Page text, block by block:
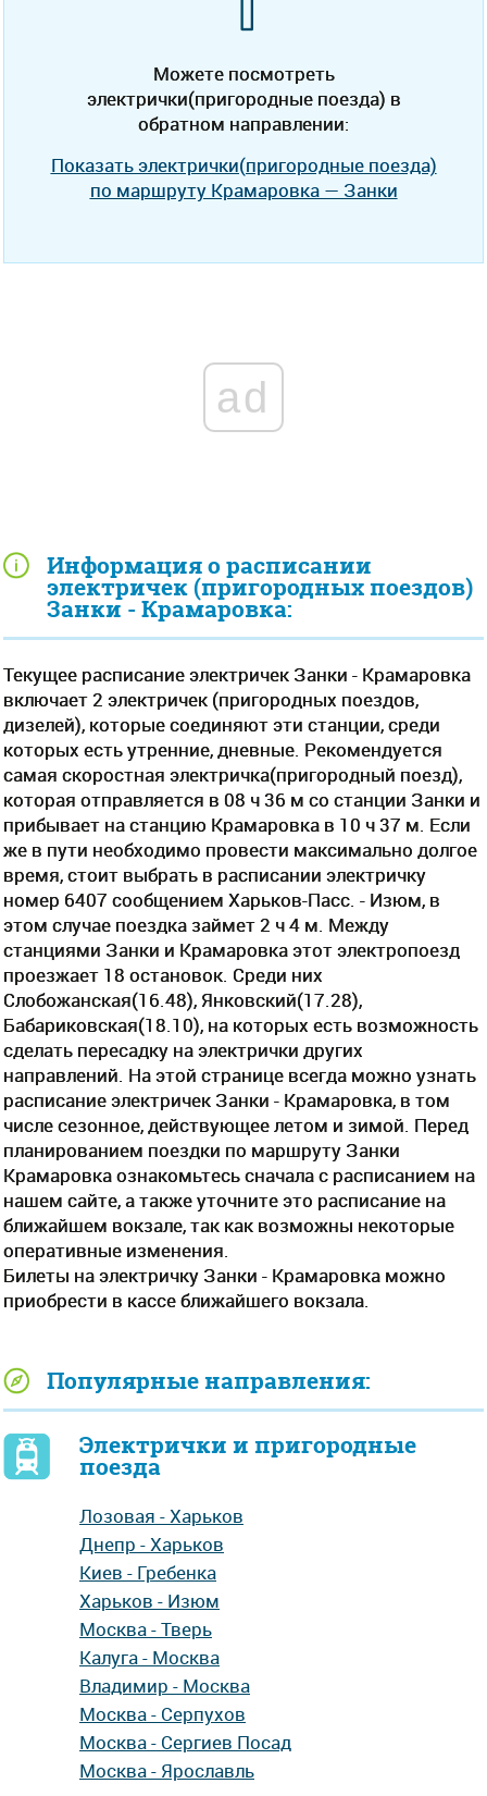
Информация о расписании
электричек (пригородных поездов)
Занки - Крамаровка:
Текущее расписание электричек Занки - Крамаровка
включает 2 электричек (пригородных поездов,
дизелей), которые соединяют эти станции, среди
которых есть утренние, дневные. Рекомендуется
самая скоростная электричка(пригородный поезд),
которая отправляется в 08 ч 36 м со станции Занки и
прибывает на станцию Крамаровка в 10 ч 37 м. Если
же в пути необходимо провести максимально долгое
время, стоит выбрать в расписании электричку
номер 6407 сообщением Харьков-Пасс. - Изюм, в
этом случае поездка займет 2 ч 4 м. Между
станциями Занки и Крамаровка этот электропоезд
проезжает 18 остановок. Среди них
Слобожанская(16.48), Янковский(17.28),
Бабариковская(18.10), на которых есть возможность
сделать пересадку на электрички других
направлений. На этой странице всегда можно узнать
расписание электричек Занки - Крамаровка, в том
числе сезонное, действующее летом и зимой. Перед
планированием поездки по маршруту Занки
Крамаровка ознакомьтесь сначала с расписанием на
нашем сайте, а также уточните это расписание на
ближайшем вокзале, так как возможны некоторые
оперативные изменения.
Билеты на электричку Занки - Крамаровка можно
приобрести в кассе ближайшего вокзала.
Популярные направления:
Электрички и пригородные
поезда
Лозовая - Харьков
Днепр - Харьков
Киев - Гребенка
Харьков - Изюм
Москва - Тверь
Калуга - Москва
Владимир - Москва
Москва - Серпухов
Москва - Сергиев Посад
Москва - Ярославль
Можете посмотреть
электрички(пригородные поезда) в
обратном направлении:
Показать электрички(пригородные поезда)
по маршруту Крамаровка — Занки
ad